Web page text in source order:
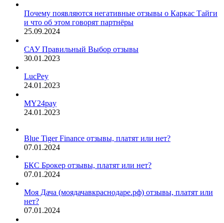
Почему появляются негативные отзывы о Каркас Тайги
и что об этом говорят партнёры
25.09.2024
САУ Правильный Выбор отзывы
30.01.2023
LucPey
24.01.2023
MY24pay
24.01.2023
Blue Tiger Finance отзывы, платят или нет?
07.01.2024
БКС Брокер отзывы, платят или нет?
07.01.2024
Моя Дача (моядачавкраснодаре.рф) отзывы, платят или
нет?
07.01.2024